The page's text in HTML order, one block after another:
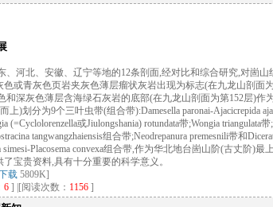
河北、安徽、辽宁等地的12条剖面,经对比和综合研究,对崮山
或青灰色页岩夹灰色薄层瘤状灰岩出现为标志(在九龙山剖面
深灰色薄层含海绿石灰岩的底部(在九龙山剖面为第152层)作
)划分为9个三叶虫带(组合带):Damesella paronai-Ajacicrepida
(=Cyclolorenzella或Jiulongshania) rotundata带;Wongia triangulata带
tangwangzhaiensis组合带;Neodrepanura premesnili带和
Placosema convexa组合带,作为华北地台崮山阶(古丈阶)最
宝贵资料,具有十分重要的科学意义。
载 5809K]
6 ] |[阅读次数： 1156 ]